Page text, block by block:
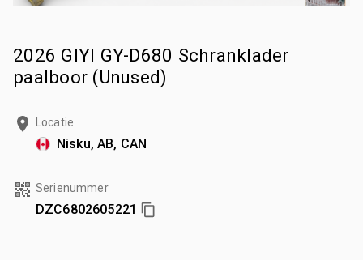
2026 GIYI GY-D680 Schranklader
paalboor (Unused)
Locatie
Nisku, AB, CAN
Serienummer
DZC6802605221